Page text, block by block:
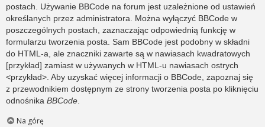
postach. Używanie BBCode na forum jest uzależnione od ustawień
określanych przez administratora. Można wyłączyć BBCode w
poszczególnych postach, zaznaczając odpowiednią funkcję w
formularzu tworzenia posta. Sam BBCode jest podobny w składni
do HTML-a, ale znaczniki zawarte są w nawiasach kwadratowych
[przykład] zamiast w używanych w HTML-u nawiasach ostrych
<przykład>. Aby uzyskać więcej informacji o BBCode, zapoznaj się
z przewodnikiem dostępnym ze strony tworzenia posta po kliknięciu
odnośnika BBCode
Na górę